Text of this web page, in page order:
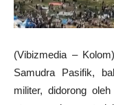
(Vibizmedia –
Samudra Pasifik,
militer, didorong